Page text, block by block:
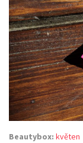
Beautybox: květen